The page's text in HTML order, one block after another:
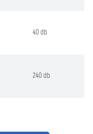
40 db
240 db